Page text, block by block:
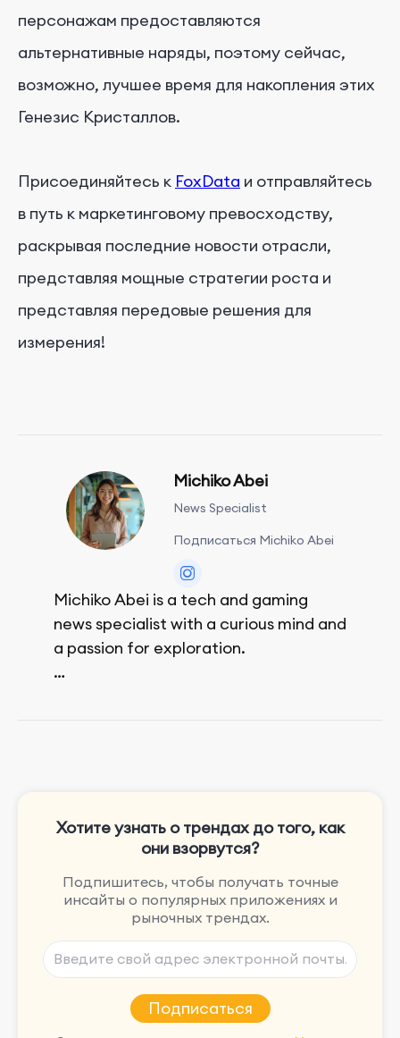
персонажам предоставляются
альтернативные наряды, поэтому сейчас,
возможно, лучшее время для накопления этих
Генезис Кристаллов.
Присоединяйтесь к FoxData и отправляйтесь
в путь к маркетинговому превосходству,
раскрывая последние новости отрасли,
представляя мощные стратегии роста и
представляя передовые решения для
измерения!
Michiko Abei
News Specialist
Подписаться Michiko Abei
Michiko Abei is a tech and gaming
news specialist with a curious mind and
a passion for exploration.
Хотите узнать о трендах до того, как
они взорвутся?
Подпишитесь, чтобы получать точные
инсайты о популярных приложениях и
рыночных трендах.
Подписаться